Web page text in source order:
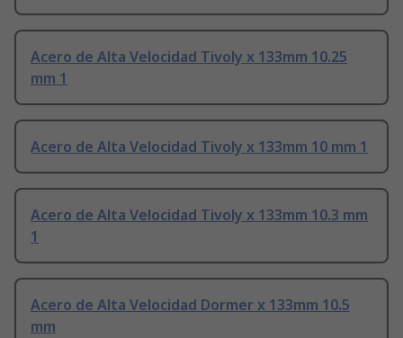
Acero de Alta Velocidad Tivoly x 133mm 10.25
mm 1
Acero de Alta Velocidad Tivoly x 133mm 10 mm 1
Acero de Alta Velocidad Tivoly x 133mm 10.3 mm
1
Acero de Alta Velocidad Dormer x 133mm 10.5
mm